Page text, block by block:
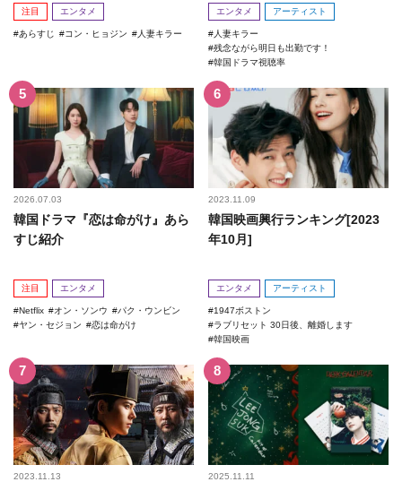
注目 エンタメ
あらすじ コン・ヒョジン 人妻キラー
エンタメ アーティスト
人妻キラー
残念ながら明日も出勤です！
韓国ドラマ視聴率
2026.07.03
韓国ドラマ『恋は命がけ』あら
すじ紹介
注目 エンタメ
Netflix オン・ソンウ
パク・ウンビン
ヤン・セジョン
恋は命がけ
2023.11.09
韓国映画興行ランキング[2023
年10月]
エンタメ アーティスト
1947ボストン
ラブリセット 30日後、離婚します
韓国映画
2023.11.13 2025.11.11